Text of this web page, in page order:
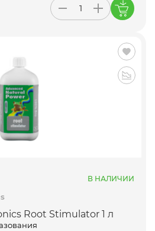
В НАЛИЧИИ
Root Stimulator 1 л